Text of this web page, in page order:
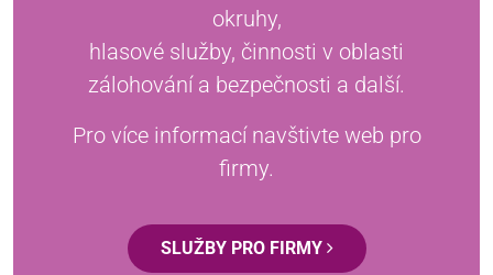
okruhy,
hlasové služby, činnosti v oblasti
zálohování a bezpečnosti a další.
Pro více informací navštivte web pro
firmy.
SLUŽBY PRO FIRMY